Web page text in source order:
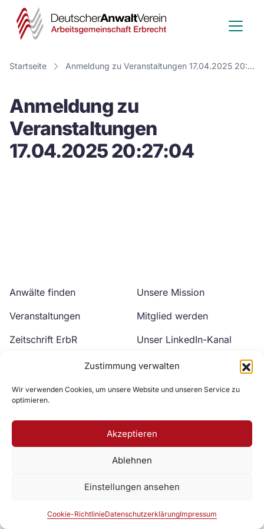
Zustimmung verwalten
Wir verwenden Cookies, um unsere Website und unseren Service zu
optimieren.
Akzeptieren
Ablehnen
Einstellungen ansehen
Cookie-RichtlinieDatenschutzerklärungImpressum
Deutscher
Anwalt
Verein
Startseite Anmeldung zu Veranstaltungen 17.04.2025 20:27:04
Anmeldung zu
Veranstaltungen
17.04.2025 20:27:04
Anwälte finden
Veranstaltungen
Zeitschrift ErbR
Unsere Mission
Mitglied werden
Unser LinkedIn-Kanal
Unser YouTube-Kanal
Zur DAV Webseite